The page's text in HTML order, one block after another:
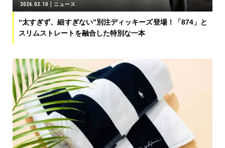
2026.02.10 ニュース
“太すぎず、細すぎない”別注ディッキーズ登場！「874」と
スリムストレートを融合した特別な一本